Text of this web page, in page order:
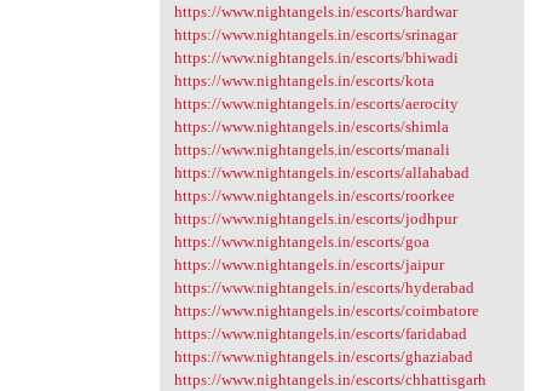
https://www.nightangels.in/escorts/hardwar
https://www.nightangels.in/escorts/srinagar
https://www.nightangels.in/escorts/bhiwadi
https://www.nightangels.in/escorts/kota
https://www.nightangels.in/escorts/aerocity
https://www.nightangels.in/escorts/shimla
https://www.nightangels.in/escorts/manali
https://www.nightangels.in/escorts/allahabad
https://www.nightangels.in/escorts/roorkee
https://www.nightangels.in/escorts/jodhpur
https://www.nightangels.in/escorts/goa
https://www.nightangels.in/escorts/jaipur
https://www.nightangels.in/escorts/hyderabad
https://www.nightangels.in/escorts/coimbatore
https://www.nightangels.in/escorts/faridabad
https://www.nightangels.in/escorts/ghaziabad
https://www.nightangels.in/escorts/chhattisgarh